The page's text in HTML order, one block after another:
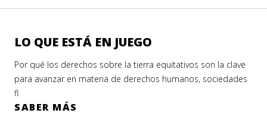
LO QUE ESTÁ EN JUEGO
Por qué los derechos sobre la tierra equitativos son la clave
para avanzar en materia de derechos humanos, sociedades
fl
SABER MÁS